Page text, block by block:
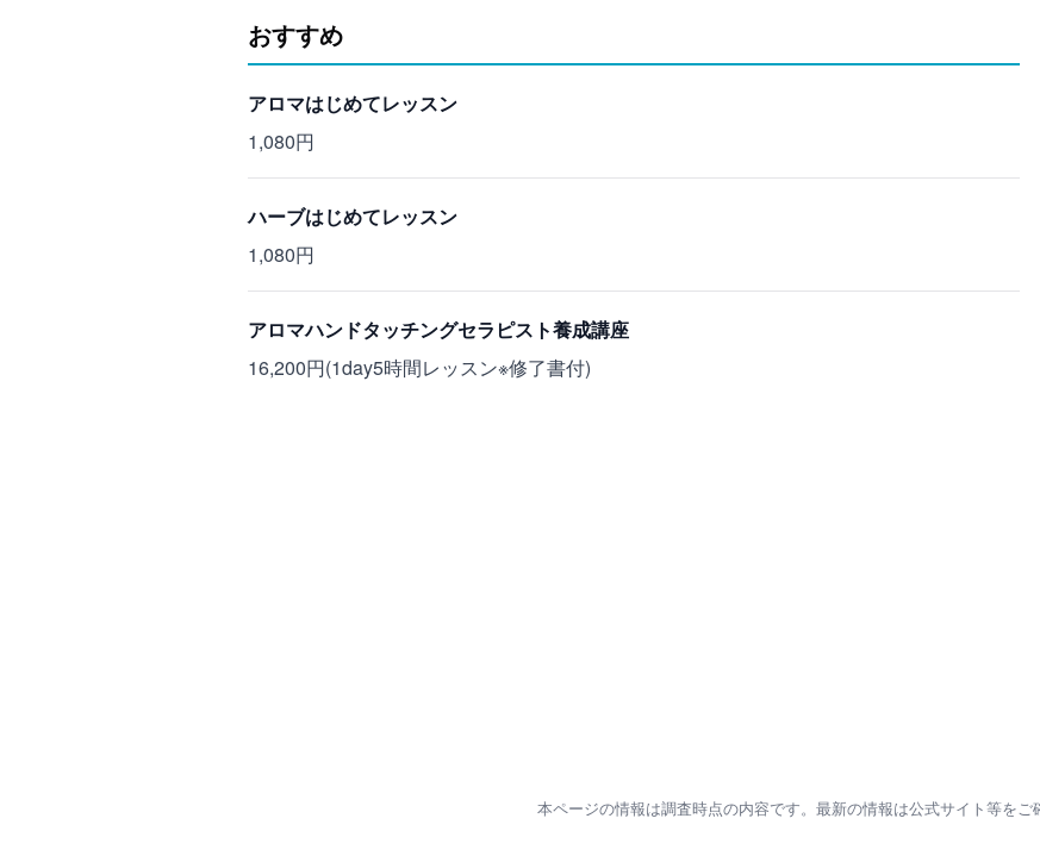
おすすめ
アロマはじめてレッスン
1,080円
ハーブはじめてレッスン
1,080円
アロマハンドタッチングセラピスト養成講座
16,200円(1day5時間レッスン※修了書付)
本ページの情報は調査時点の内容です。最新の情報は公式サイト等をご